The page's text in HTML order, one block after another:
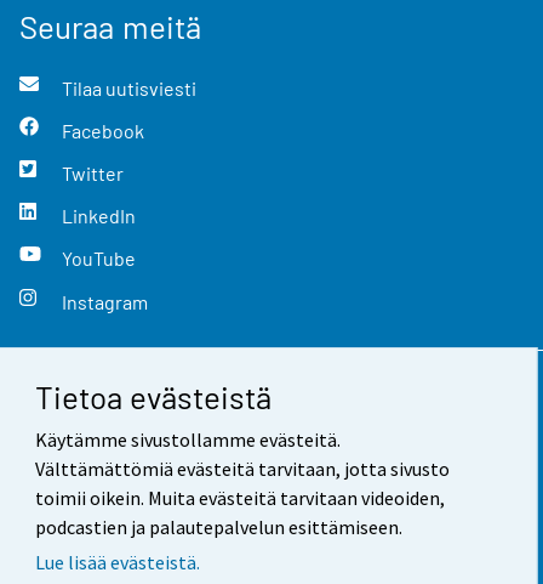
Tietoa evästeistä
Käytämme sivustollamme evästeitä.
Välttämättömiä evästeitä tarvitaan, jotta sivusto
toimii oikein. Muita evästeitä tarvitaan videoiden,
podcastien ja palautepalvelun esittämiseen.
Lue lisää evästeistä.
Seuraa meitä
Tilaa uutisviesti
Facebook
Twitter
LinkedIn
YouTube
Instagram
Yhteystiedot
Palaute
Käyttöehdot